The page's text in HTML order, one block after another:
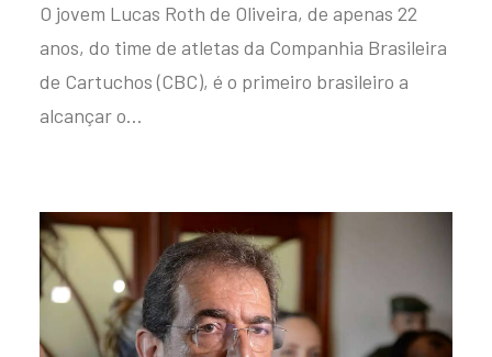
O jovem Lucas Roth de Oliveira, de apenas 22
anos, do time de atletas da Companhia Brasileira
de Cartuchos (CBC), é o primeiro brasileiro a
alcançar o…